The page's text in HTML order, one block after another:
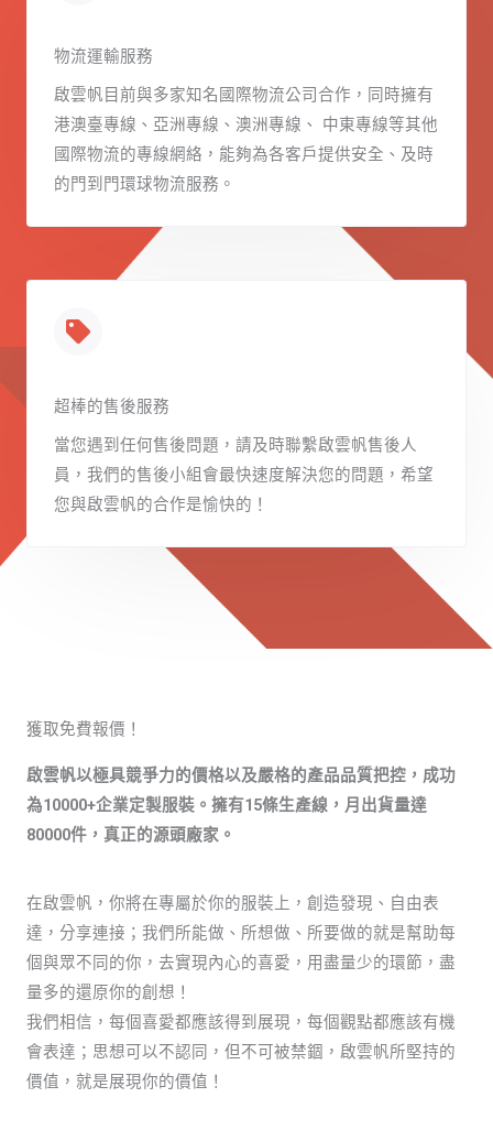
物流運輸服務
啟雲帆目前與多家知名國際物流公司合作，同時擁有
港澳臺專線、亞洲專線、澳洲專線、 中東專線等其他
國際物流的專線網絡，能夠為各客戶提供安全、及時
的門到門環球物流服務。
超棒的售後服務
當您遇到任何售後問題，請及時聯繫啟雲帆售後人
員，我們的售後小組會最快速度解決您的問題，希望
您與啟雲帆的合作是愉快的！
獲取免費報價！
啟雲帆以極具競爭力的價格以及嚴格的產品品質把控，成功
為10000+企業定製服裝。擁有15條生產線，月出貨量達
80000件，真正的源頭廠家。
在啟雲帆，你將在專屬於你的服裝上，創造發現、自由表
達，分享連接；我們所能做、所想做、所要做的就是幫助每
個與眾不同的你，去實現內心的喜愛，用盡量少的環節，盡
量多的還原你的創想！
我們相信，每個喜愛都應該得到展現，每個觀點都應該有機
會表達；思想可以不認同，但不可被禁錮，啟雲帆所堅持的
價值，就是展現你的價值！